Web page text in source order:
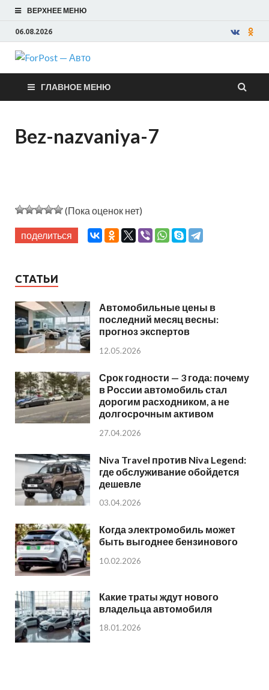
ВЕРХНЕЕ МЕНЮ
06.08.2026
ForPost —
Авто
ГЛАВНОЕ МЕНЮ
Bez-nazvaniya-7
(Пока оценок нет)
поделиться
СТАТЬИ
Автомобильные цены в
последний месяц весны:
прогноз экспертов
12.05.2026
Срок годности — 3 года: почему
в России автомобиль стал
дорогим расходником, а не
долгосрочным активом
27.04.2026
Niva Travel против Niva Legend:
где обслуживание обойдется
дешевле
03.04.2026
Когда электромобиль может
быть выгоднее бензинового
10.02.2026
Какие траты ждут нового
владельца автомобиля
18.01.2026